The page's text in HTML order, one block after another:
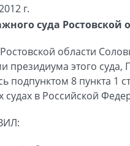
г.
суда Ростовской
области
президиума этого суда,
8 пункта 1
в Российской